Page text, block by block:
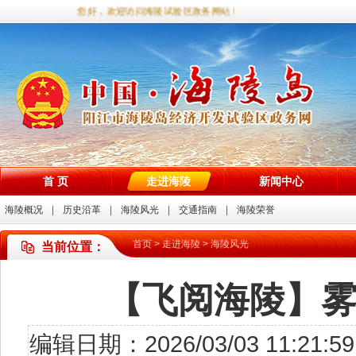
您好，欢迎访问海陵试验区政务网站！
首 页 走进海陵 新闻中心
海陵概况 历史沿革 海陵风光 交通指南 海陵荣誉
当前位置： 首页>走进海陵>海陵风光
【飞阅海陵】
编辑日期：2026/03/03